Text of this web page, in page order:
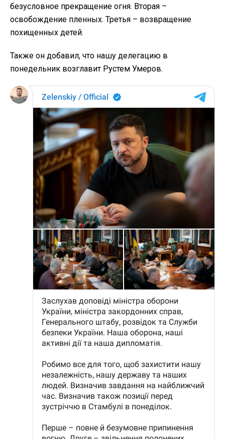
безусловное прекращение огня. Вторая –
освобождение пленных. Третья – возвращение
похищенных детей.
Также он добавил, что нашу делегацию в
понедельник возглавит Рустем Умеров.